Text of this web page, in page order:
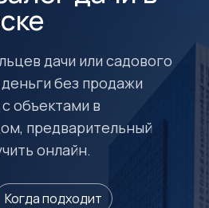
дачи или садового
без продажи
объектами в
предварительный
онлайн.
Когда подходит